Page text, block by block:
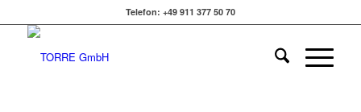
Telefon: +49 911 377 50 70